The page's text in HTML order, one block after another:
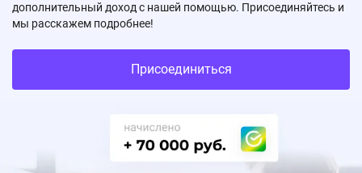
дополнительный доход с нашей помощью. Присоединяйтесь и
мы расскажем подробнее!
Присоединиться